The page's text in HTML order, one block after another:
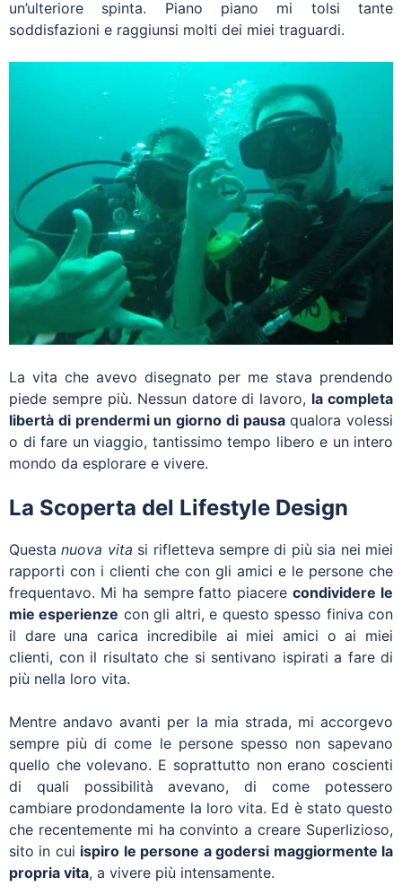
un’ulteriore spinta. Piano piano mi tolsi tante
soddisfazioni e raggiunsi molti dei miei traguardi.
La vita che avevo disegnato per me stava prendendo
piede sempre più. Nessun datore di lavoro, la completa
libertà di prendermi un giorno di pausaqualora volessi
o di fare un viaggio, tantissimo tempo libero e un intero
mondo da esplorare e vivere.
La Scoperta del Lifestyle Design
Questanuova vita si rifletteva sempre di più sia nei miei
rapporti con i clienti che con gli amici e le persone che
frequentavo. Mi ha sempre fatto piacerecondividere le
mie esperienze con gli altri, e questo spesso finiva con
il dare una carica incredibile ai miei amici o ai miei
clienti, con il risultato che si sentivano ispirati a fare di
più nella loro vita.
Mentre andavo avanti per la mia strada, mi accorgevo
sempre più di come le persone spesso non sapevano
quello che volevano. E soprattutto non erano coscienti
di quali possibilità avevano, di come potessero
cambiare prodondamente la loro vita. Ed è stato questo
che recentemente mi ha convinto a creare Superlizioso,
sito in cui ispiro le persone a godersi maggiormente la
propria vita, a vivere più intensamente.